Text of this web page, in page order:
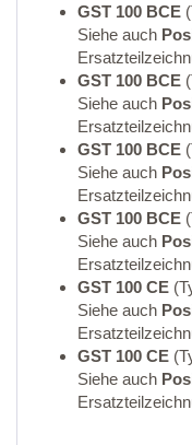
GST 100 BCE
Siehe auch
GST 100 BCE
Siehe auch
GST 100 BCE
Siehe auch
GST 100 BCE
Siehe auch
GST 100 CE
Siehe auch
GST 100 CE
Siehe auch